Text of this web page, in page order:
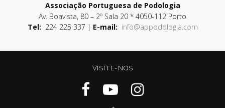
Associação Portuguesa de Podologia
Av. Boavista, 80 – 2º Sala 20 * 4050-112 Porto
Tel: 224 225 337 | E-mail: info@appodologia.com
VISITE-NOS